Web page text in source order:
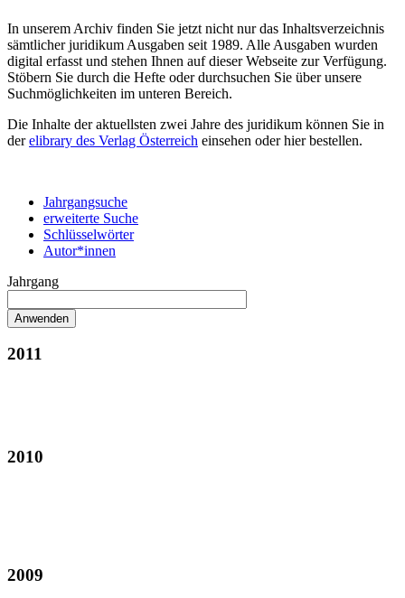
In unserem Archiv finden Sie jetzt nicht nur das Inhaltsverzeichnis
sämtlicher juridikum Ausgaben seit 1989. Alle Ausgaben wurden
digital erfasst und stehen Ihnen auf dieser Webseite zur Verfügung.
Stöbern Sie durch die Hefte oder durchsuchen Sie über unsere
Suchmöglichkeiten im unteren Bereich.
Die Inhalte der aktuellsten zwei Jahre des juridikum können Sie in
derelibrary des Verlag Österreich einsehen oder hier bestellen.
Jahrgangsuche
erweiterte Suche
Schlüsselwörter
Autor*innen
Jahrgang
2011
2010
2009